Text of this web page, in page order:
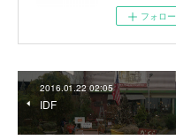
フォロー
2016.01.22 02:05
IDF